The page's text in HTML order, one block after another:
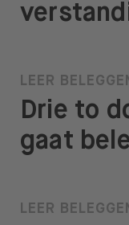
LEER
Drie to
gaat
LEER